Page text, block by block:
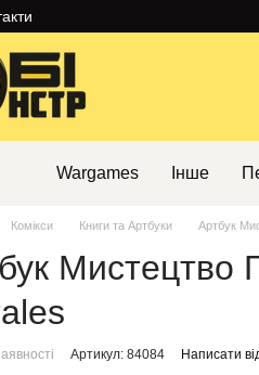
Wargames Інше
Комікси Книги та Артбуки Артбук
Мистецтво
Артикул: 84084 Написати